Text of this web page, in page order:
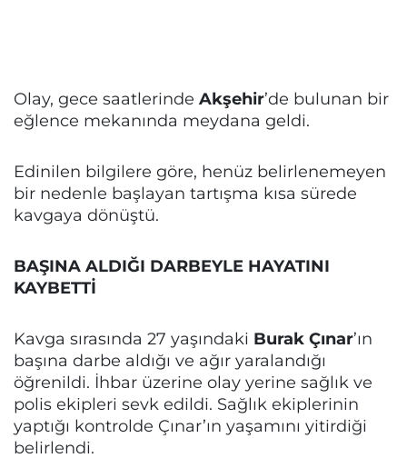
Olay, gece saatlerinde Akşehir’de bulunan bir
eğlence mekanında meydana geldi.
Edinilen bilgilere göre, henüz belirlenemeyen
bir nedenle başlayan tartışma kısa sürede
kavgaya dönüştü.
BAŞINA ALDIĞI DARBEYLE HAYATINI
KAYBETTİ
Kavga sırasında 27 yaşındaki Burak Çınar’ın
başına darbe aldığı ve ağır yaralandığı
öğrenildi. İhbar üzerine olay yerine sağlık ve
polis ekipleri sevk edildi. Sağlık ekiplerinin
yaptığı kontrolde Çınar’ın yaşamını yitirdiği
belirlendi.